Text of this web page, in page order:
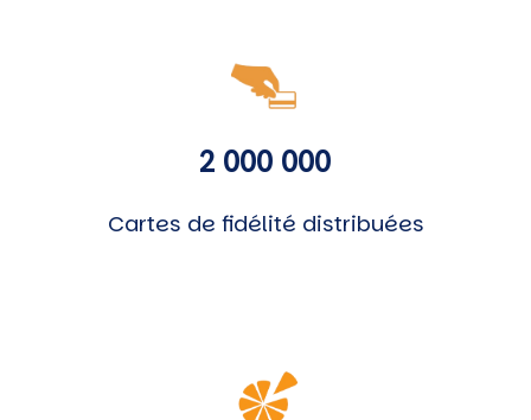
2 000 000
Cartes de fidélité distribuées